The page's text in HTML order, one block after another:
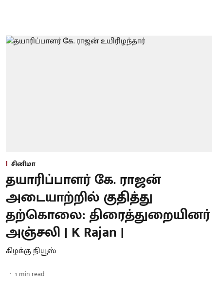
சினிமா
தயாரிப்பாளர் கே. ராஜன்
அடையாற்றில் குதித்து
தற்கொலை: திரைத்துறையினர்
அஞ்சலி | K Rajan |
கிழக்கு நியூஸ்
1 min read